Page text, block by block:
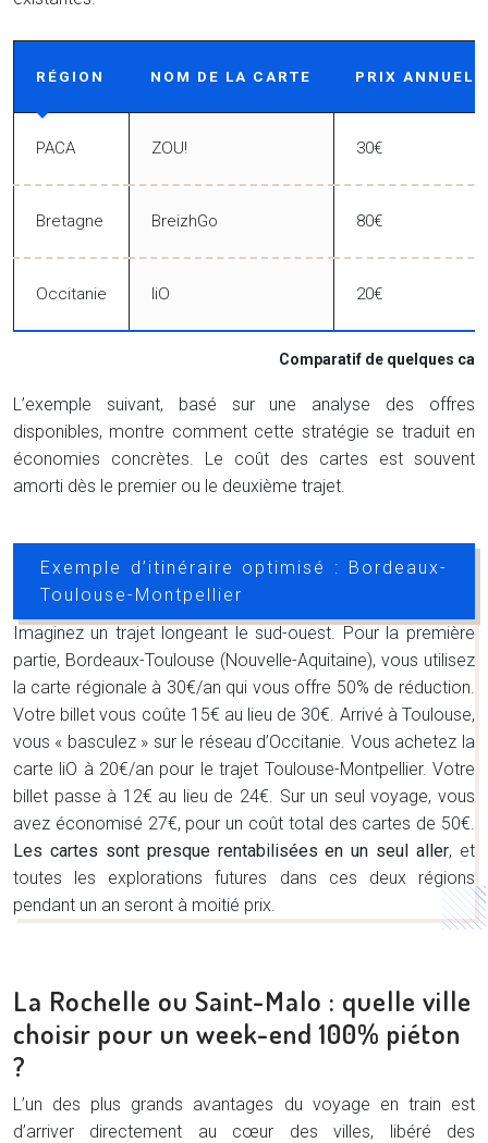
Comparatif de quelques
RÉGION NOM DE LA CARTE PRIX ANNUEL
PACA ZOU! 30€
Bretagne BreizhGo 80€
Occitanie liO 20€
L’exemple suivant, basé sur une analyse des offres
disponibles, montre comment cette stratégie se traduit en
économies concrètes. Le coût des cartes est souvent
amorti dès le premier ou le deuxième trajet.
Exemple d’itinéraire optimisé : Bordeaux-
Toulouse-Montpellier
Imaginez un trajet longeant le sud-ouest. Pour la première
partie, Bordeaux-Toulouse (Nouvelle-Aquitaine), vous utilisez
la carte régionale à 30€/an qui vous offre 50% de réduction.
Votre billet vous coûte 15€ au lieu de 30€. Arrivé à Toulouse,
vous « basculez » sur le réseau d’Occitanie. Vous achetez la
carte liO à 20€/an pour le trajet Toulouse-Montpellier. Votre
billet passe à 12€ au lieu de 24€. Sur un seul voyage, vous
avez économisé 27€, pour un coût total des cartes de 50€.
Les cartes sont presque rentabilisées en un seul aller, et
toutes les explorations futures dans ces deux régions
pendant un an seront à moitié prix.
La Rochelle ou Saint-Malo : quelle ville
choisir pour un week-end 100% piéton
?
L’un des plus grands avantages du voyage en train est
d’arriver directement au cœur des villes, libéré des